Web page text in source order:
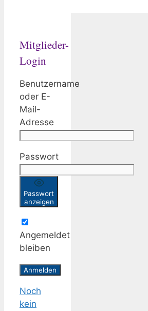
Mitglieder-
Login
Benutzername
oder E-
Mail-
Adresse
Passwort
Passwort
anzeigen
Angemeldet
bleiben
Noch
kein